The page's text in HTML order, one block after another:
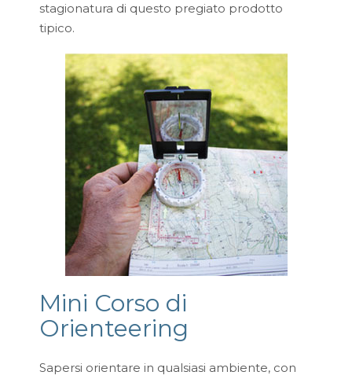
stagionatura di questo pregiato prodotto
tipico.
Mini Corso di
Orienteering
Sapersi orientare in qualsiasi ambiente, con